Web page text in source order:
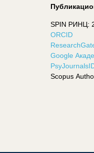
SPIN РИНЦ:
ORCID
Google
Scopus